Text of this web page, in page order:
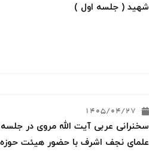
شهید ( جلسه اول )
1405/04/27
سخنرانی عربی آیت الله مروی در
علمای نجف اشرف با حضور هیئت